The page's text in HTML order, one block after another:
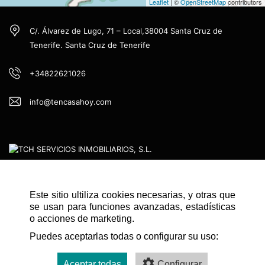
Este sitio ultiliza cookies necesarias, y otras que
se usan para funciones avanzadas, estadísticas
o acciones de marketing.
Puedes aceptarlas todas o configurar su uso:
Leaflet | ©OpenStreetMapcontributors
C/. Álvarez de Lugo, 71 – Local,38004 Santa Cruz de
Tenerife. Santa Cruz de Tenerife
+34822621026
info@tencasahoy.com
NAVEGACIÓN RÁPIDA
INICIO
CONTACTO